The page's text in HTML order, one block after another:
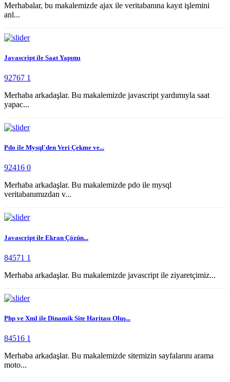
Merhabalar, bu makalemizde ajax ile veritabanına kayıt işlemini
anl...
Javascript ile Saat Yapımı
92767 1
Merhaba arkadaşlar. Bu makalemizde javascript yardımıyla saat
yapac...
Pdo ile Mysql'den Veri Çekme ve...
92416 0
Merhaba arkadaşlar. Bu makalemizde pdo ile mysql
veritabanımızdan v...
Javascript ile Ekran Çözün...
84571 1
Merhaba arkadaşlar. Bu makalemizde javascript ile ziyaretçimiz...
Php ve Xml ile Dinamik Site Haritası Oluş...
84516 1
Merhaba arkadaşlar. Bu makalemizde sitemizin sayfalarını arama
moto...